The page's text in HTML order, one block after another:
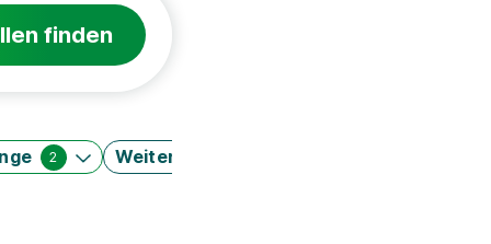
finden
2 Weitere Filter